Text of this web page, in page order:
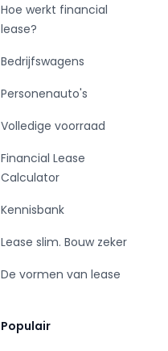
Hoe werkt financial
lease?
Bedrijfswagens
Personenauto's
Volledige voorraad
Financial Lease
Calculator
Kennisbank
Lease slim. Bouw zeker
De vormen van lease
Populair